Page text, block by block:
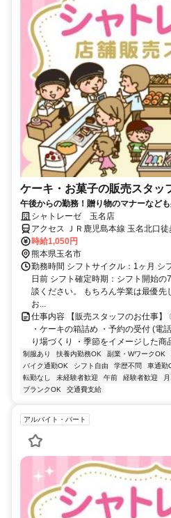
ケーキ・お菓子の販売スタッ
午後からの勤務！贈り物のマナーなど
お仕事♪
シャトレーゼ 玉名店
アクセス ＪＲ鹿児島本線 玉名北口
名南口徒歩約36分、ＪＲ鹿児島本線
在来線)6分
時給1,050円
熊本県玉名市
勤務時間 シフトサイクル：1ヶ月 シ
日前 シフト確定時期：シフト開始
談ください。 もちろん学業は最優先
お...
仕事内容 【販売スタッフのお仕事】
・ケーキの箱詰め ・予約の受付 (電
り場づくり ・季節をイメージした商
制服あり 扶養内勤務OK 副業・WワークOK
バイク通勤OK
シフト自由 学歴不問 車通勤
転勤なし
未経験者歓迎 午前 経験者歓迎
ブランクOK
交通費支給
アルバイト・パート